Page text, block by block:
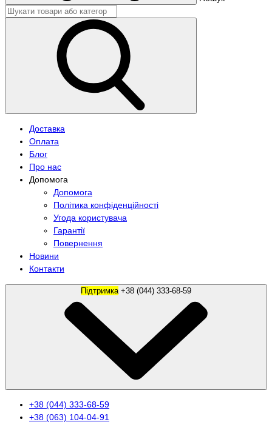
Доставка
Оплата
Блог
Про нас
Допомога
Допомога
Політика конфіденційності
Угода користувача
Гарантії
Повернення
Новини
Контакти
Підтримка
+38 (044) 333-68-59
+38 (063) 104-04-91